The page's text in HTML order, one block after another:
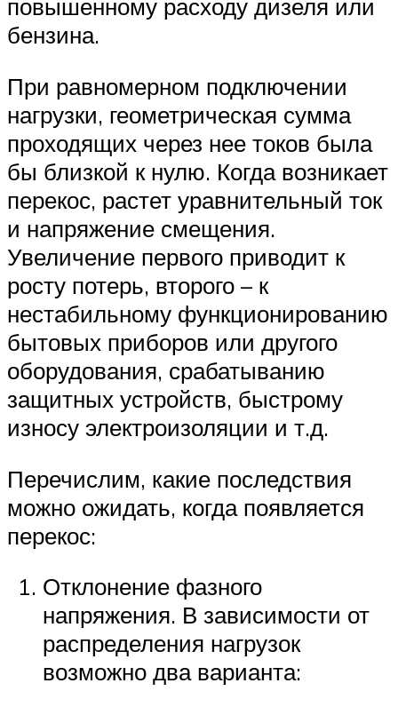
повышенному расходу дизеля или
бензина.
При равномерном подключении
нагрузки, геометрическая сумма
проходящих через нее токов была
бы близкой к нулю. Когда возникает
перекос, растет уравнительный ток
и напряжение смещения.
Увеличение первого приводит к
росту потерь, второго – к
нестабильному функционированию
бытовых приборов или другого
оборудования, срабатыванию
защитных устройств, быстрому
износу электроизоляции и т.д.
Перечислим, какие последствия
можно ожидать, когда появляется
перекос:
Отклонение фазного
напряжения. В зависимости от
распределения нагрузок
возможно два варианта: